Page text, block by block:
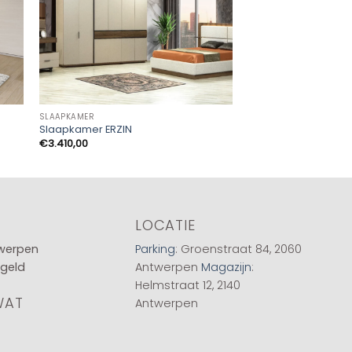
SLAAPKAMER
Slaapkamer ERZIN
€3.410,00
LOCATIE
Parking: Groenstraat 84, 2060
Antwerpen Magazijn:
Helmstraat 12, 2140
Antwerpen